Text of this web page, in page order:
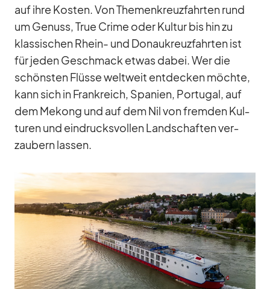
auf ihre Kos­ten. Von The­men­kreuz­fahr­ten rund
um Ge­nuss, True Crime oder Kul­tur bis hin zu
klas­si­schen Rhein- und Do­nau­kreuz­fahr­ten ist
für je­den Ge­schmack et­was da­bei. Wer die
schöns­ten Flüsse welt­weit ent­de­cken möchte,
kann sich in Frank­reich, Spa­nien, Por­tu­gal, auf
dem Me­kong und auf dem Nil von frem­den Kul­
tu­ren und ein­drucks­vol­len Land­schaf­ten ver­
zau­bern las­sen.